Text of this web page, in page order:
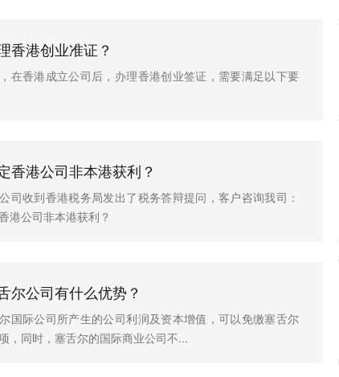
香港创业准证？
在香港成立公司后，办理香港创业签证，需要满足以下要
香港公司非本港获利？
司收到香港税务局发出了税务答辩提问，客户咨询我司：
港公司非本港获利？
尔公司有什么优势？
国际公司所产生的公司利润及资本增值，可以免缴塞舌尔
，同时，塞舌尔的国际商业公司不...